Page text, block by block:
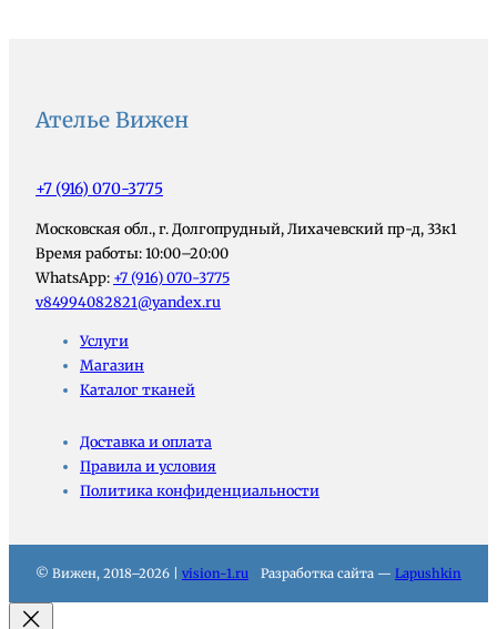
Ателье Вижен
+7 (916) 070-3775
Московская обл., г. Долгопрудный, Лихачевский пр-д, 33к1
Время работы: 10:00–20:00
WhatsApp: +7 (916) 070-3775
v84994082821@yandex.ru
Услуги
Магазин
Каталог тканей
Доставка и оплата
Правила и условия
Политика конфиденциальности
© Вижен, 2018–2026 | vision-1.ru Разработка сайта — Lapushkin